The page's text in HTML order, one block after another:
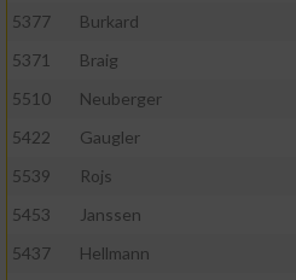
5377
Burkard
5371
Braig
5510
Neuberger
5422
Gaugler
5539
Rojs
5453
Janssen
5437
Hellmann